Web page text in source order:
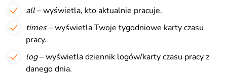
all– wyświetla, kto aktualnie pracuje.
times– wyświetla Twoje tygodniowe karty czasu
pracy.
log– wyświetla dziennik logów/karty czasu pracy z
danego dnia.